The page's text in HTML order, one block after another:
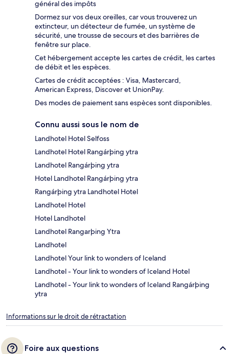
général des impôts
Dormez sur vos deux oreilles, car vous trouverez un
extincteur, un détecteur de fumée, un système de
sécurité, une trousse de secours et des barrières de
fenêtre sur place.
Cet hébergement accepte les cartes de crédit, les cartes
de débit et les espèces.
Cartes de crédit acceptées : Visa, Mastercard,
American Express, Discover et UnionPay.
Des modes de paiement sans espèces sont disponibles.
Connu aussi sous le nom de
Landhotel Hotel Selfoss
Landhotel Hotel Rangárþing ytra
Landhotel Rangárþing ytra
Hotel Landhotel Rangárþing ytra
Rangárþing ytra Landhotel Hotel
Landhotel Hotel
Hotel Landhotel
Landhotel Rangarþing Ytra
Landhotel
Landhotel Your link to wonders of Iceland
Landhotel - Your link to wonders of Iceland Hotel
Landhotel - Your link to wonders of Iceland Rangárþing
ytra
Informations sur le droit de rétractation
Foire aux questions